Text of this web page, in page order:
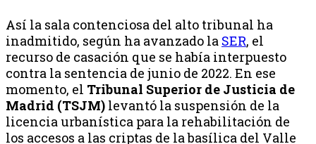
Así la sala contenciosa del alto tribunal ha
inadmitido, según ha avanzado la SER, el
recurso de casación que se había interpuesto
contra la sentencia de junio de 2022. En ese
momento, el Tribunal Superior de Justicia de
Madrid (TSJM) levantó la suspensión de la
licencia urbanística para la rehabilitación de
los accesos a las criptas de la basílica del Valle